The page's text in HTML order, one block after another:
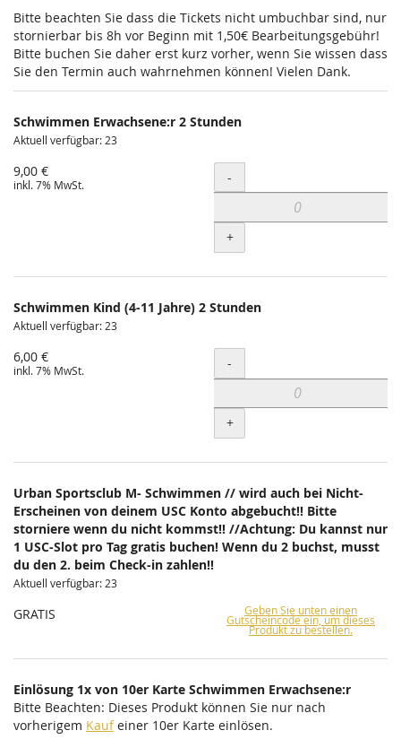
Bitte beachten Sie dass die Tickets nicht umbuchbar sind, nur
stornierbar bis 8h vor Beginn mit 1,50€ Bearbeitungsgebühr!
Bitte buchen Sie daher erst kurz vorher, wenn Sie wissen dass
Sie den Termin auch wahrnehmen können! Vielen Dank.
Schwimmen Erwachsene:r 2 Stunden
Aktuell verfügbar: 23
9,00 €
inkl. 7% MwSt. Menge
-
+
Schwimmen Kind (4-11 Jahre) 2 Stunden
Aktuell verfügbar: 23
6,00 €
inkl. 7% MwSt. Menge
-
+
Urban Sportsclub M- Schwimmen // wird auch bei Nicht-
Erscheinen von deinem USC Konto abgebucht!! Bitte
storniere wenn du nicht kommst!! //Achtung: Du kannst nur
1 USC-Slot pro Tag gratis buchen! Wenn du 2 buchst, musst
du den 2. beim Check-in zahlen!!
Aktuell verfügbar: 23
GRATIS Geben Sie unten einen
Gutscheincode ein, um dieses
Produkt zu bestellen.
Einlösung 1x von 10er Karte Schwimmen Erwachsene:r
Bitte Beachten: Dieses Produkt können Sie nur nach
vorherigem Kaufeiner 10er Karte einlösen.